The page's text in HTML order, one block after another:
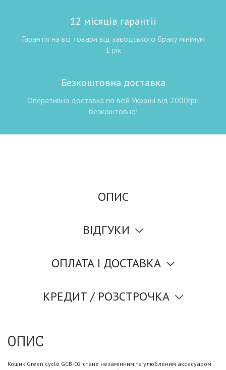
12 місяців гарантії
Гарантія на всі товари від заводського браку мінімум
1 рік
Безкоштовна доставка
Оперативна доставка по всій Україні від 2000грн
безкоштовно!
ОПИС
ВІДГУКИ
ОПЛАТА І ДОСТАВКА
КРЕДИТ / РОЗСТРОЧКА
ОПИС
Кошик Green cycle GCB-02 стане незамінним та улюбленим аксесуаром